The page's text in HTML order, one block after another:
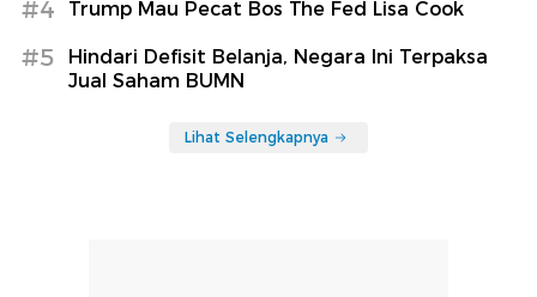
#4 Trump Mau Pecat Bos The Fed Lisa Cook
#5
Hindari Defisit Belanja, Negara Ini Terpaksa
Jual Saham BUMN
Lihat Selengkapnya